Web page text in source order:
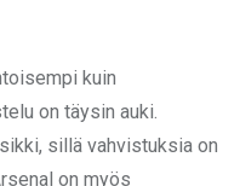
kuin
on täysin auki.
sillä vahvistuksia on
on myös